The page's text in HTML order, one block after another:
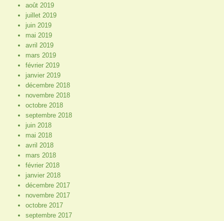
août 2019
juillet 2019
juin 2019
mai 2019
avril 2019
mars 2019
février 2019
janvier 2019
décembre 2018
novembre 2018
octobre 2018
septembre 2018
juin 2018
mai 2018
avril 2018
mars 2018
février 2018
janvier 2018
décembre 2017
novembre 2017
octobre 2017
septembre 2017